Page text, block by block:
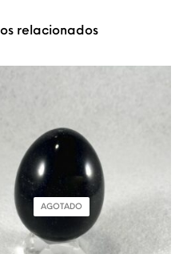
relacionados
AGOTADO